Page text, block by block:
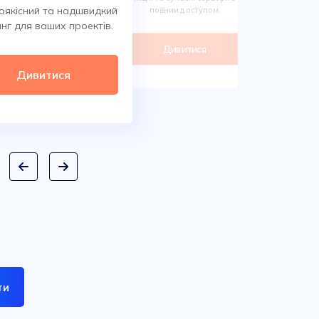
та надшвидкий
для ваших проектів.
Дивитися
повним доступом.
Дивитися